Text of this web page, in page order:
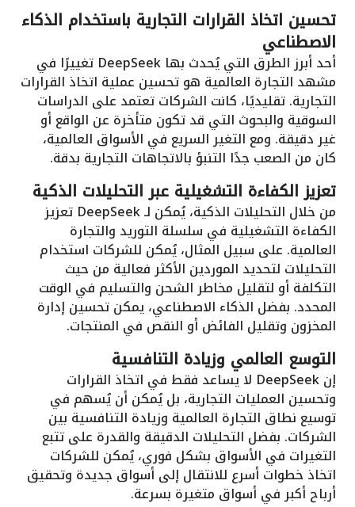
تحسين اتخاذ القرارات التجارية باستخدام الذكاء
الاصطناعي
أحد أبرز الطرق التي يُحدث بها DeepSeek تغييرًا في
مشهد التجارة العالمية هو تحسين عملية اتخاذ القرارات
التجارية. تقليديًا، كانت الشركات تعتمد على الدراسات
السوقية والبحوث التي قد تكون متأخرة عن الواقع أو
غير دقيقة. ومع التغير السريع في الأسواق العالمية،
كان من الصعب جدًا التنبؤ بالاتجاهات التجارية بدقة.
تعزيز الكفاءة التشغيلية عبر التحليلات الذكية
من خلال التحليلات الذكية، يُمكن لـ DeepSeek تعزيز
الكفاءة التشغيلية في سلسلة التوريد والتجارة
العالمية. على سبيل المثال، يُمكن للشركات استخدام
التحليلات لتحديد الموردين الأكثر فعالية من حيث
التكلفة أو لتقليل مخاطر الشحن والتسليم في الوقت
المحدد. بفضل الذكاء الاصطناعي، يمكن تحسين إدارة
المخزون وتقليل الفائض أو النقص في المنتجات.
التوسع العالمي وزيادة التنافسية
إن DeepSeek لا يساعد فقط في اتخاذ القرارات
وتحسين العمليات التجارية، بل يُمكن أن يُسهم في
توسيع نطاق التجارة العالمية وزيادة التنافسية بين
الشركات. بفضل التحليلات الدقيقة والقدرة على تتبع
التغيرات في الأسواق بشكل فوري، يُمكن للشركات
اتخاذ خطوات أسرع للانتقال إلى أسواق جديدة وتحقيق
أرباح أكبر في أسواق متغيرة بسرعة.